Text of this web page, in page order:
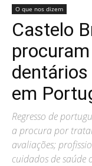
O que nos dizem
Castelo
em
Regresso de
a procura por
avaliações;
cuidados de